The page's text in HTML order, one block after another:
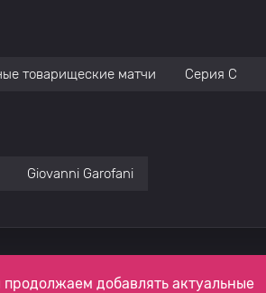
товарищеские матчи Серия C
Giovanni Garofani
добавлять актуальные